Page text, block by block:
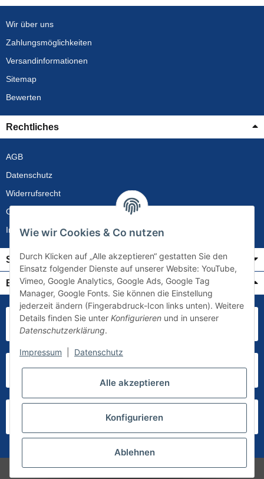
Wir über uns
Zahlungsmöglichkeiten
Versandinformationen
Sitemap
Bewerten
Rechtliches
AGB
Datenschutz
Widerrufsrecht
Gewährleistung
Impressum
Service
Bezahlung & Versand
* Alle Preise inkl. gesetzlicher USt., zzgl.Versand
Wie wir Cookies & Co nutzen
Durch Klicken auf „Alle akzeptieren“ gestatten Sie den
Einsatz folgender Dienste auf unserer Website: YouTube,
Vimeo, Google Analytics, Google Ads, Google Tag
Manager, Google Fonts. Sie können die Einstellung
jederzeit ändern (Fingerabdruck-Icon links unten). Weitere
Details finden Sie unter Konfigurieren und in unserer
Datenschutzerklärung.
Impressum Datenschutz
Alle akzeptieren
Konfigurieren
Ablehnen